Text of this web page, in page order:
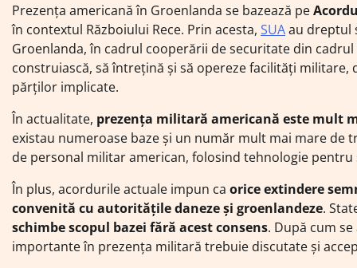
Prezența americană în Groenlanda se bazează pe
în contextul Războiului Rece. Prin acesta, SUAau dreptul
Groenlanda, în cadrul cooperării de securitate din
construiască, să întrețină și să opereze facilități
părților implicate.
În actualitate, prezența militară americană este mult
existau numeroase baze și un număr mult mai mare de
de personal militar american, folosind tehnologie
În plus, acordurile actuale impun ca orice extindere
convenită cu autoritățile daneze și groenlandeze.
schimbe scopul bazei fără acest consens. După cum
importante în prezența militară trebuie discutate și